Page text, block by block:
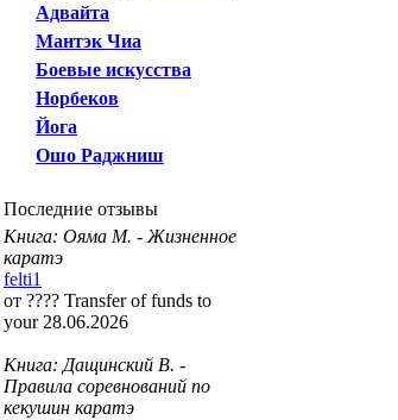
Адвайта
Мантэк Чиа
Боевые искусства
Норбеков
Йога
Ошо Раджниш
Последние отзывы
Книга: Ояма М. - Жизненное
каратэ
felti1
от ???? Transfer of funds to
your 28.06.2026
Книга: Дащинский В. -
Правила соревнований по
кекушин каратэ